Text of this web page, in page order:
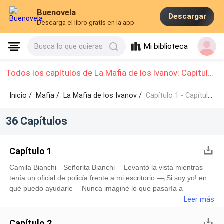
Buenovela
Descarga el libro gratis en la app
Descargar
Busca lo que quieras Mi biblioteca
Todos los capítulos de La Mafia de los Ivanov: Capítulo 1 - Capítulo 10
Inicio / Mafia/La Mafia de los Ivanov / Capítulo 1 - Capítulo 10
36 Capítulos
Capítulo 1
Camila Bianchi—Señorita Bianchi —Levantó la vista mientras
tenía un oficial de policía frente a mi escritorio.—¡Si soy yo! en
qué puedo ayudarle —Nunca imaginé lo que pasaría a
continuación.—Queda detenida por fraude —Se acerca a mi
sacando sus esposas para colocarlas.—¿Fraude...? ¡No
Leer más